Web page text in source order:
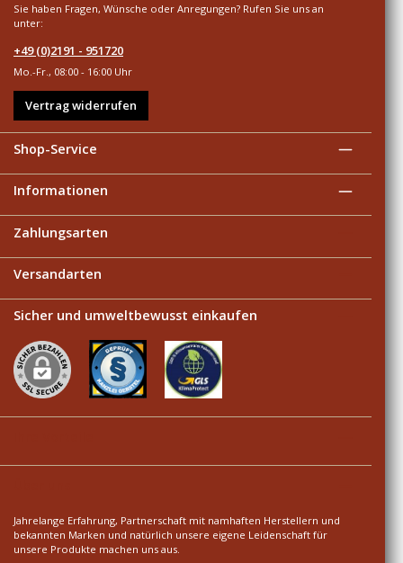
Sie haben Fragen, Wünsche oder Anregungen? Rufen Sie uns an
unter:
+49 (0)2191 - 951720
Mo.-Fr., 08:00 - 16:00 Uhr
Vertrag widerrufen
Shop-Service
Informationen
Zahlungsarten
Versandarten
Sicher und umweltbewusst einkaufen
Jahrelange Erfahrung, Partnerschaft mit namhaften Herstellern und
bekannten Marken und natürlich unsere eigene Leidenschaft für
unsere Produkte machen uns aus.